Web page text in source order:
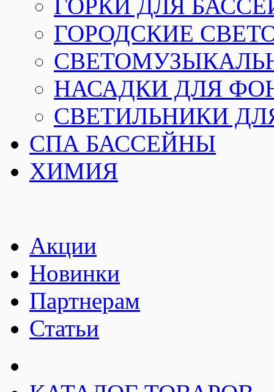
ГОРКИ ДЛЯ
ГОРОДСКИЕ
НАСАДКИ ДЛЯ
СВЕТИЛЬНИКИ
СПА БАССЕЙНЫ
ХИМИЯ
Акции
Новинки
Партнерам
Статьи